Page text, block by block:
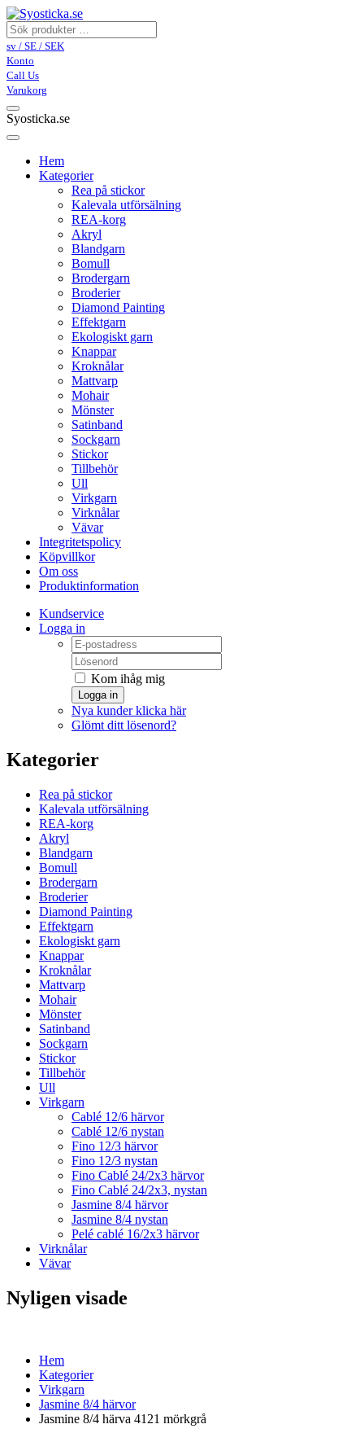
sv / SE / SEK
Konto
Call Us
Varukorg
Syosticka.se
Hem
Kategorier
Rea på stickor
Kalevala utförsälning
REA-korg
Akryl
Blandgarn
Bomull
Brodergarn
Broderier
Diamond Painting
Effektgarn
Ekologiskt garn
Knappar
Kroknålar
Mattvarp
Mohair
Mönster
Satinband
Sockgarn
Stickor
Tillbehör
Ull
Virkgarn
Virknålar
Vävar
Integritetspolicy
Köpvillkor
Om oss
Produktinformation
Kundservice
Logga in
Kom ihåg mig
Logga in
Nya kunder klicka här
Glömt ditt lösenord?
Kategorier
Rea på stickor
Kalevala utförsälning
REA-korg
Akryl
Blandgarn
Bomull
Brodergarn
Broderier
Diamond Painting
Effektgarn
Ekologiskt garn
Knappar
Kroknålar
Mattvarp
Mohair
Mönster
Satinband
Sockgarn
Stickor
Tillbehör
Ull
Virkgarn
Cablé 12/6 härvor
Cablé 12/6 nystan
Fino 12/3 härvor
Fino 12/3 nystan
Fino Cablé 24/2x3 härvor
Fino Cablé 24/2x3, nystan
Jasmine 8/4 härvor
Jasmine 8/4 nystan
Pelé cablé 16/2x3 härvor
Virknålar
Vävar
Nyligen visade
Hem
Kategorier
Virkgarn
Jasmine 8/4 härvor
Jasmine 8/4 härva 4121 mörkgrå